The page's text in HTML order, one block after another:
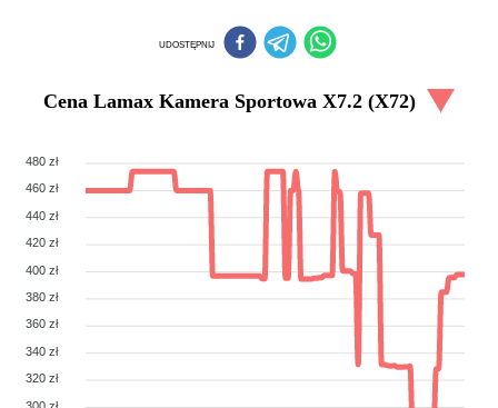
UDOSTĘPNIJ
Cena Lamax Kamera Sportowa X7.2 (X72)
480 zł
460 zł
440 zł
420 zł
400 zł
380 zł
360 zł
340 zł
320 zł
300 zł